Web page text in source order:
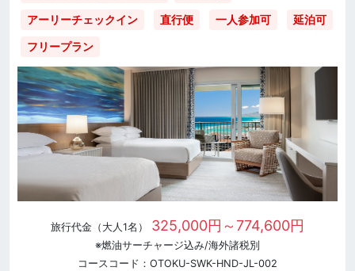
アーリーチェックイン 直行便 一人参加可 延泊可
フリープラン
旅行代金（大人1名） 325,000円～774,600円
※燃油サーチャージ込み/海外諸税別
コースコード：OTOKU-SWK-HND-JL-002